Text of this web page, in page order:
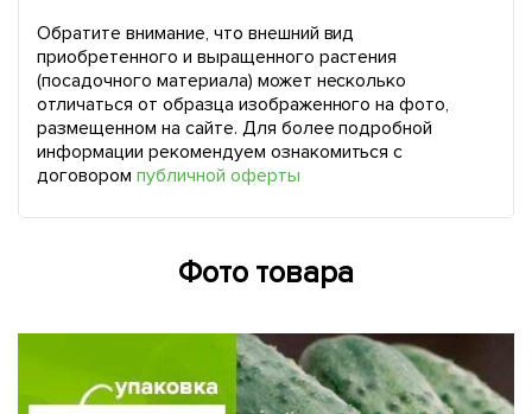
Обратите внимание, что внешний вид
приобретенного и выращенного растения
(посадочного материала) может несколько
отличаться от образца изображенного на фото,
размещенном на сайте. Для более подробной
информации рекомендуем ознакомиться с
договором публичной оферты
Фото товара